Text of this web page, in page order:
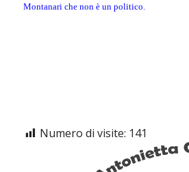
Montanari che non è un politico.
Numero di visite: 141